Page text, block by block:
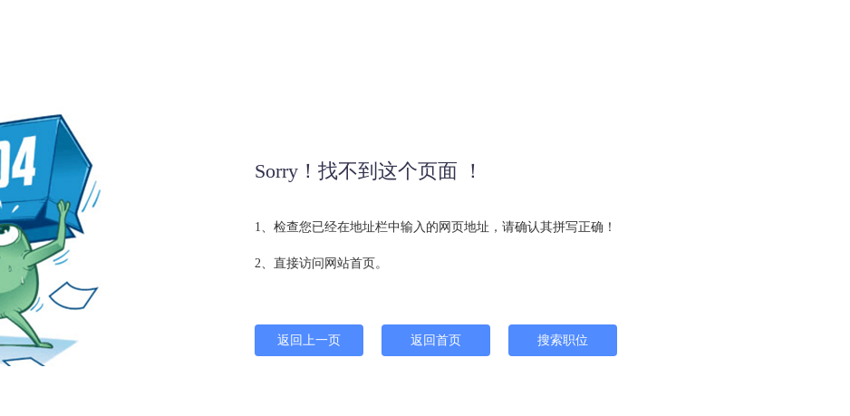
Sorry！找不到这个页面 ！
1、检查您已经在地址栏中输入的网页地址，请确认其拼写正确！
2、直接访问网站首页。
返回上一页 返回首页 搜索职位